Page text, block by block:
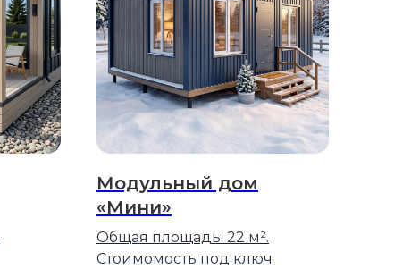
Модульный дом
«Мини»
Общая площадь: 22 м².
Стоимомость под ключ